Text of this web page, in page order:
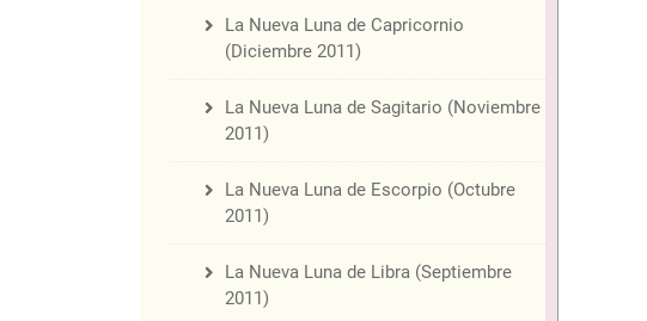
La Nueva Luna de Capricornio
(Diciembre 2011)
La Nueva Luna de Sagitario (Noviembre
2011)
La Nueva Luna de Escorpio (Octubre
2011)
La Nueva Luna de Libra (Septiembre
2011)